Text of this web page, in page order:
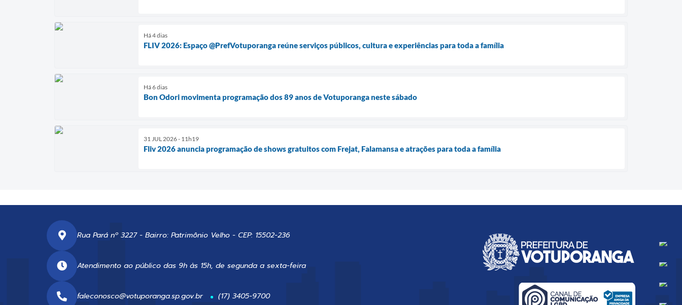
Há 4 dias
FLIV 2026: Espaço @PrefVotuporanga reúne serviços públicos, cultura e experiências para toda a família
Há 6 dias
Bon Odori movimenta programação dos 89 anos de Votuporanga neste sábado
31 JUL 2026 - 11h19
Fliv 2026 anuncia programação de shows gratuitos com Frejat, Falamansa e atrações para toda a família
Rua Pará nº 3227 - Bairro: Patrimônio Velho - CEP: 15502-236
Atendimento ao público das 9h às 15h, de segunda a sexta-feira
faleconosco@votuporanga.sp.gov.br (17) 3405-9700